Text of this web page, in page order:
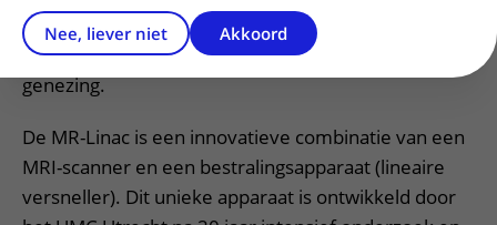
zoveel mogelijk sparen. Zo ervaart u minder schade
aan gezond weefsel en heeft u een goede kans op
genezing.
De MR-Linac is een innovatieve combinatie van een
MRI-scanner en een bestralingsapparaat (lineaire
versneller). Dit unieke apparaat is ontwikkeld door
Nee, liever niet Akkoord